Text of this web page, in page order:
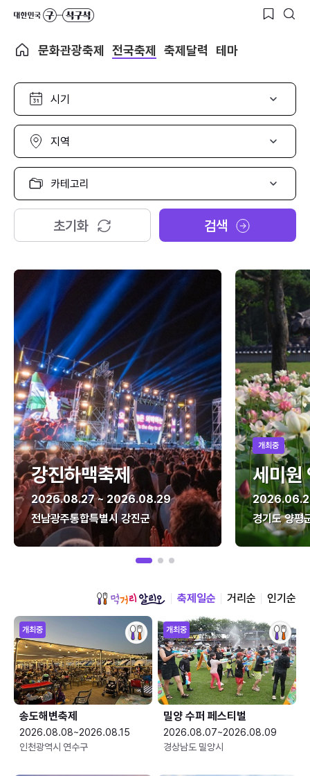
문화관광축제 전국축제 축제달력 테마
시
선
택
지
선
택
카
고
리
택
초기화 검색
강진하맥축제
2026.08.27 ~ 2026.08.29
전남광주통합특별시 강진군
개최중
세미원
경기도 양평
축제일순 거리순 인기순
개최중
송도해변축제
2026.08.08~2026.08.15
인천광역시 연수구
개최중
밀양 수퍼 페스티벌
2026.08.07~2026.08.09
경상남도 밀양시